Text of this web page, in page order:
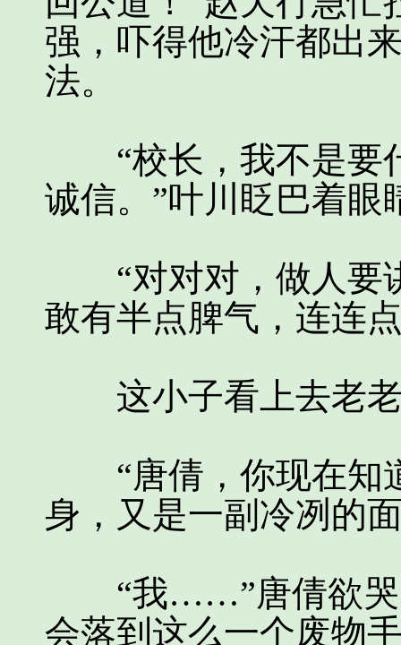
强，吓得他冷汗都出
法。
“校长，我不是要
诚信。”叶川眨巴着眼
“对对对，做人要
敢有半点脾气，连连
这小子看上去老老
“唐倩，你现在知
身，又是一副冷冽的
“我……”唐倩欲哭
会落到这么一个废物